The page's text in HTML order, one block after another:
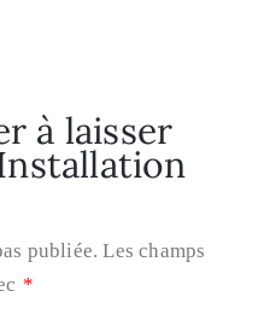
à laisser
publiée. Les champs
*